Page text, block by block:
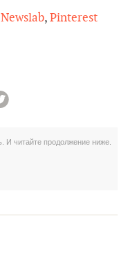
Newslab, Pinterest